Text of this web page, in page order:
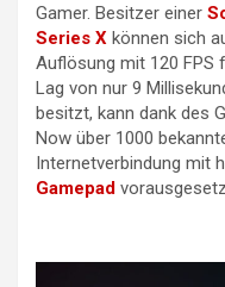
Gamer. Besitzer einer
Series X können sich
Auflösung mit 120 FPS
Lag von nur 9
besitzt, kann dank des
Now über 1000
Internetverbindung mit
Gamepad